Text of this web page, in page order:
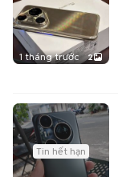
1 tháng trước 2
Tin hết hạn